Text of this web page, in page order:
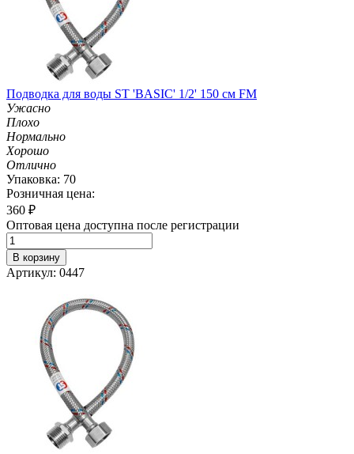
Подводка для воды ST 'BASIC' 1/2' 150 см FM
Ужасно
Плохо
Нормально
Хорошо
Отлично
Упаковка: 70
Розничная цена:
360 ₽
Оптовая цена доступна после регистрации
В корзину
Артикул: 0447